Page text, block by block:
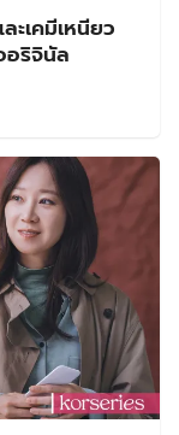
เคมีเหนียว
อริจินัล